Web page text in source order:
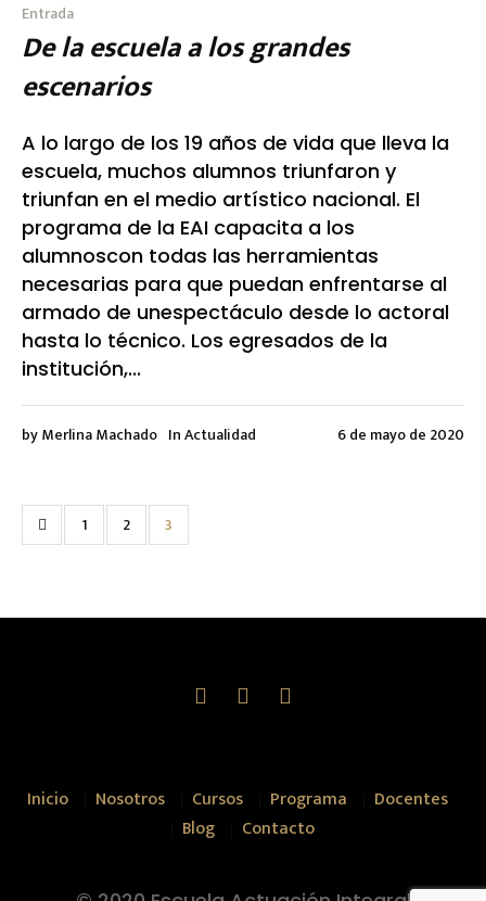
Entrada
De la escuela a los grandes
escenarios
A lo largo de los 19 años de vida que lleva la
escuela, muchos alumnos triunfaron y
triunfan en el medio artístico nacional. El
programa de la EAI capacita a los
alumnoscon todas las herramientas
necesarias para que puedan enfrentarse al
armado de unespectáculo desde lo actoral
hasta lo técnico. Los egresados de la
institución,...
6 de mayo de 2020
byMerlina Machado InActualidad
1 2 3
Inicio Nosotros Cursos Programa
Docentes
Blog
Contacto